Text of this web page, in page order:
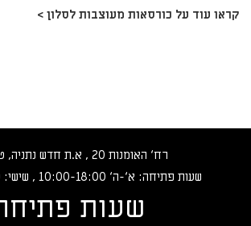
קראו עוד על כורסאות מעוצבות לסלון >
רח‘ האומנות 20 , א.ת חדש נתניה, טלפון:
שעות פתיחה: א‘-ה‘ 10:00-18:00 , שישי: 9:00-14:00
שעות